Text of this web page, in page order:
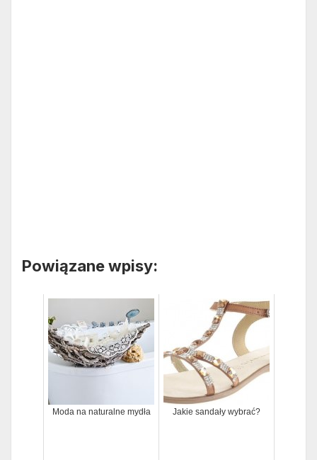
Powiązane wpisy:
Moda na naturalne mydła Jakie sandały wybrać?